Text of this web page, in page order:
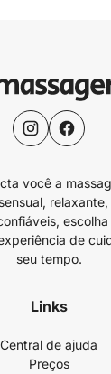
você a
de
seu tempo.
Links
Central de ajuda
Preços